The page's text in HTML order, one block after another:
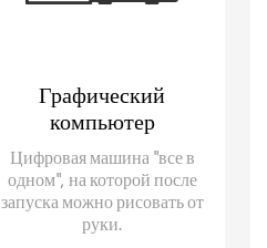
Графический
компьютер
Цифровая машина "все в
одном", на которой после
запуска можно рисовать от
руки.